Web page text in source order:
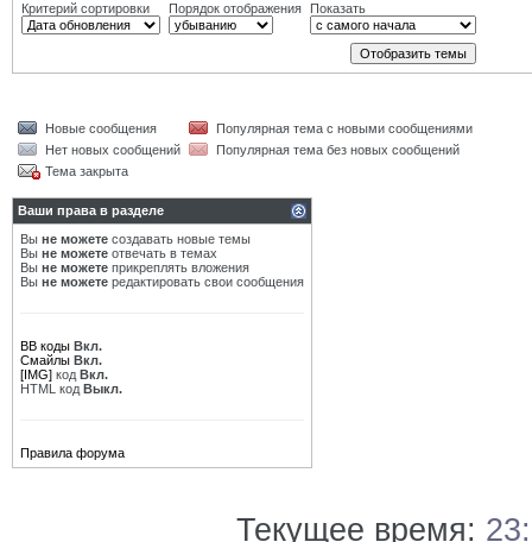
Критерий сортировки
Порядок отображения Показать
Новые сообщения
Популярная тема с новыми сообщениями
Нет новых сообщений
Популярная тема без новых сообщений
Тема закрыта
Ваши права в разделе
Вы не можете создавать новые темы
Вы не можете отвечать в темах
Вы не можете прикреплять вложения
Вы не можете редактировать свои сообщения
BB коды Вкл.
Смайлы Вкл.
[IMG] код Вкл.
HTML код Выкл.
Правила форума
Текущее время: